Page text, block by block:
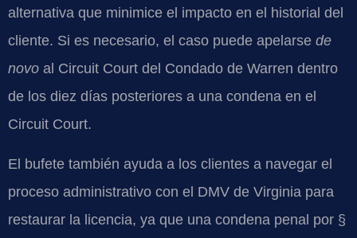
alternativa que minimice el impacto en el historial del
cliente. Si es necesario, el caso puede apelarse de
novo al Circuit Court del Condado de Warren dentro
de los diez días posteriores a una condena en el
Circuit Court.
El bufete también ayuda a los clientes a navegar el
proceso administrativo con el DMV de Virginia para
restaurar la licencia, ya que una condena penal por §